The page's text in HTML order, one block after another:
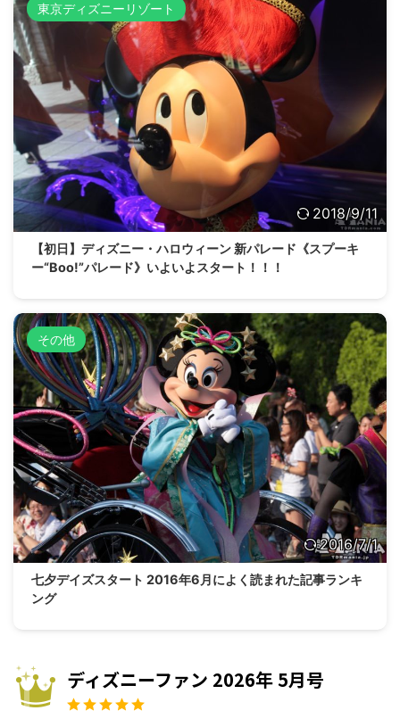
東京ディズニーリゾート
2018/9/11
【初日】ディズニー・ハロウィーン 新パレード《スプーキ
ー“Boo!”パレード》いよいよスタート！！！
その他
2016/7/1
七夕デイズスタート 2016年6月によく読まれた記事ランキ
ング
ディズニーファン 2026年 5月号